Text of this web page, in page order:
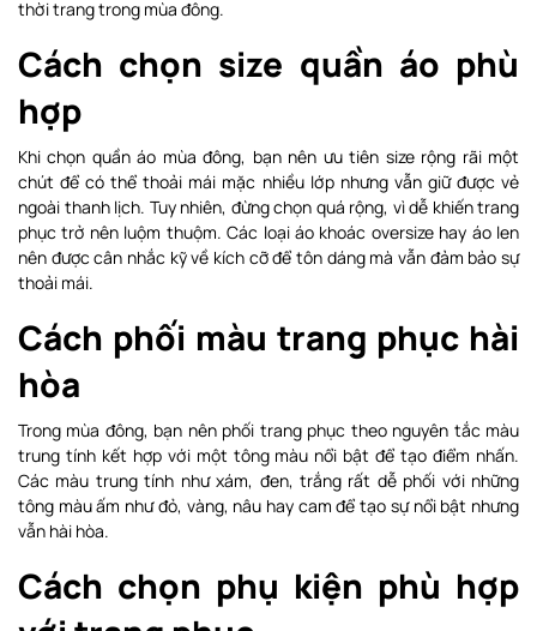
thời trang trong mùa đông.
Cách chọn size quần áo phù
hợp
Khi chọn quần áo mùa đông, bạn nên ưu tiên size rộng rãi một
chút để có thể thoải mái mặc nhiều lớp nhưng vẫn giữ được vẻ
ngoài thanh lịch. Tuy nhiên, đừng chọn quá rộng, vì dễ khiến trang
phục trở nên luộm thuộm. Các loại áo khoác oversize hay áo len
nên được cân nhắc kỹ về kích cỡ để tôn dáng mà vẫn đảm bảo sự
thoải mái.
Cách phối màu trang phục hài
hòa
Trong mùa đông, bạn nên phối trang phục theo nguyên tắc màu
trung tính kết hợp với một tông màu nổi bật để tạo điểm nhấn.
Các màu trung tính như xám, đen, trắng rất dễ phối với những
tông màu ấm như đỏ, vàng, nâu hay cam để tạo sự nổi bật nhưng
vẫn hài hòa.
Cách chọn phụ kiện phù hợp